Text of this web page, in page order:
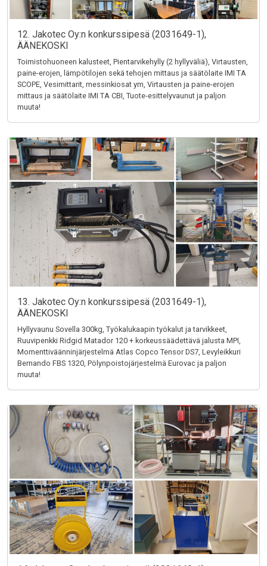
12. Jakotec Oy:n konkurssipesä (2031649-1),
ÄÄNEKOSKI
Toimistohuoneen kalusteet, Pientarvikehylly (2 hyllyväliä), Virtausten,
paine-erojen, lämpötilojen sekä tehojen mittaus ja säätölaite IMI TA
SCOPE, Vesimittarit, messinkiosat ym, Virtausten ja paine-erojen
mittaus ja säätölaite IMI TA CBI, Tuote-esittelyvaunut ja paljon
muuta!
13. Jakotec Oy:n konkurssipesä (2031649-1),
ÄÄNEKOSKI
Hyllyvaunu Sovella 300kg, Työkalukaapin työkalut ja tarvikkeet,
Ruuvipenkki Ridgid Matador 120 + korkeussäädettävä jalusta MPI,
Momenttiväänninjärjestelmä Atlas Copco Tensor DS7, Levyleikkuri
Bernando FBS 1320, Pölynpoistojärjestelmä Eurovac ja paljon
muuta!